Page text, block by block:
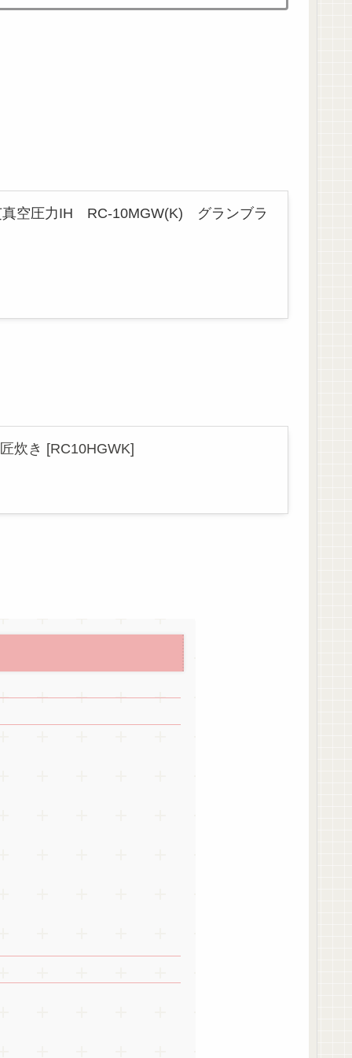
真空圧力IH RC-10MGW(K) グランブラ
炊き [RC10HGWK]